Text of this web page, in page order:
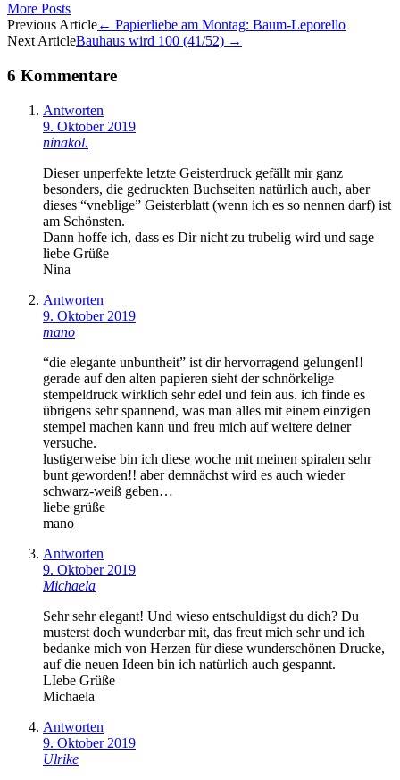
More Posts
Artikel-
Navigation
Previous Article← Papierliebe am Montag: Baum-Leporello
Next ArticleBauhaus wird 100 (41/52) →
6 Kommentare
Antworten
9. Oktober 2019
ninakol.
Dieser unperfekte letzte Geisterdruck gefällt mir ganz
besonders, die gedruckten Buchseiten natürlich auch, aber
dieses “vneblige” Geisterblatt (wenn ich es so nennen darf) ist
am Schönsten.
Dann hoffe ich, dass es Dir nicht zu trubelig wird und sage
liebe Grüße
Nina
Antworten
9. Oktober 2019
mano
“die elegante unbuntheit” ist dir hervorragend gelungen!!
gerade auf den alten papieren sieht der schnörkelige
stempeldruck wirklich sehr edel und fein aus. ich finde es
übrigens sehr spannend, was man alles mit einem einzigen
stempel machen kann und freu mich auf weitere deiner
versuche.
lustigerweise bin ich diese woche mit meinen spiralen sehr
bunt geworden!! aber demnächst wird es auch wieder
schwarz-weiß geben…
liebe grüße
mano
Antworten
9. Oktober 2019
Michaela
Sehr sehr elegant! Und wieso entschuldigst du dich? Du
musterst doch wunderbar mit, das freut mich sehr und ich
bedanke mich von Herzen für diese wunderschönen Drucke,
auf die neuen Ideen bin ich natürlich auch gespannt.
LIebe Grüße
Michaela
Antworten
9. Oktober 2019
Ulrike